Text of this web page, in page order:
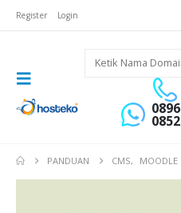
Register Login
PANDUAN CMS, MOODLE